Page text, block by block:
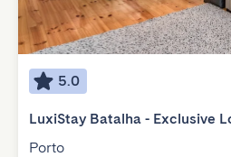
5.0
LuxiStay Batalha - Exclusive
Porto